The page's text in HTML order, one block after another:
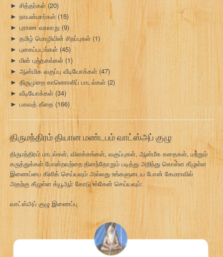
► சித்தர்கள் (20)
► நாயன்மார்கள் (15)
► புராண வரலாறு (9)
► தமிழ் மொழியின் சிறப்புகள் (1)
► புகைப்படங்கள் (45)
► மின் புத்தகங்கள் (1)
► ஆன்மிக வகுப்பு வீடியோக்கள் (47)
► திருமுறை காணொளிப் பாடல்கள் (2)
► வீடியோக்கள் (34)
► பகவத் கீதை (166)
திருமந்திரம் தியான மண்டபம் வாட்ஸ்அப் குழு:
திருமந்திரம் பாடல்கள், விளக்கங்கள், வகுப்புகள், ஆன்மீக கதைகள், மற்றும்
கருத்துக்கள் போன்றவற்றை தினந்தோறும் படித்து அறிந்து கொள்ள கீழுள்ள
இணைப்பை கிளிக் செய்யவும் அல்லது உங்களுடைய போன் கேமராவில்
அதற்கு கீழுள்ள க்யூஆர் கோடு ஸ்கேன் செய்யவும்:
வாட்ஸ்அப் குழு இணைப்பு